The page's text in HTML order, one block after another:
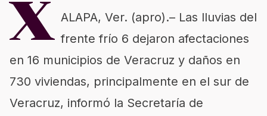
X ALAPA, Ver. (apro).– Las lluvias del
frente frío 6 dejaron afectaciones
en 16 municipios de Veracruz y daños en
730 viviendas, principalmente en el sur de
Veracruz, informó la Secretaría de